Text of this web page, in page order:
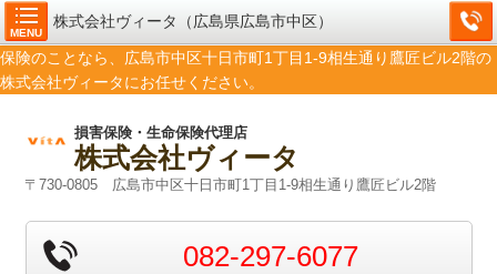
MENU
株式会社ヴィータ（広島県広島市中区）
保険のことなら、広島市中区十日市町1丁目1-9相生通り鷹匠ビル2階の
株式会社ヴィータにお任せください。
損害保険・生命保険代理店
株式会社ヴィータ
〒730-0805 広島市中区十日市町1丁目1-9相生通り鷹匠ビル2階
082-297-6077